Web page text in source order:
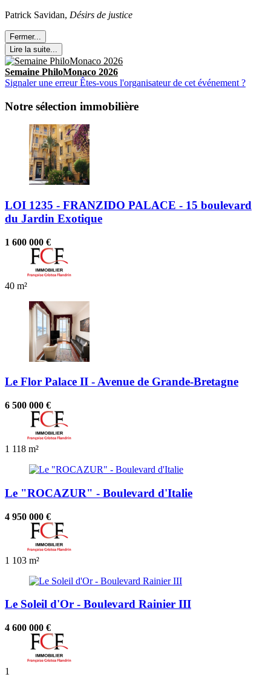
Patrick Savidan, Désirs de justice
Fermer...
Lire la suite...
Semaine PhiloMonaco 2026
Signaler une erreurÊtes-vous l'organisateur de cet événement ?
Notre sélection immobilière
LOI 1235 - FRANZIDO PALACE - 15 boulevard
du Jardin Exotique
1 600 000 €
40 m²
Le Flor Palace II - Avenue de Grande-Bretagne
6 500 000 €
1 118 m²
Le "ROCAZUR" - Boulevard d'Italie
4 950 000 €
1 103 m²
Le Soleil d'Or - Boulevard Rainier III
4 600 000 €
1